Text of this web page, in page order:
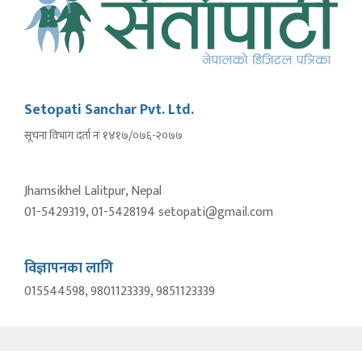
Setopati Sanchar Pvt. Ltd.
सूचना विभाग दर्ता नंः १४१७/०७६-२०७७
Jhamsikhel Lalitpur, Nepal
01-5429319, 01-5428194 setopati@gmail.com
विज्ञापनका लागि
015544598, 9801123339, 9851123339